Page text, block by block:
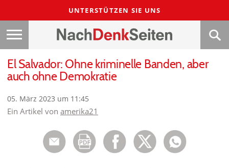
UNTERSTÜTZEN SIE UNS
El Salvador: Ohne kriminelle Banden, aber
auch ohne Demokratie
05. März 2023 um 11:45
Ein Artikel von amerika21